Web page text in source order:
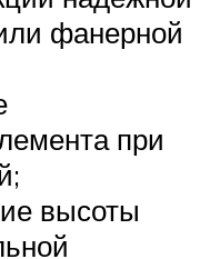
фанерной
при
высоты